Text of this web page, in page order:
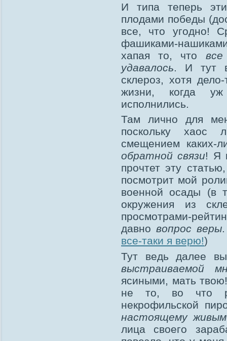
И типа теперь
плодами победы
все, что угодно!
фашиками-
хапая то, что
удавалось . И тут
склероз, хотя
жизни, когда уж
исполнились.
Там лично для
поскольку хаос
смещением каких-
обратной связи! Я
прочтет эту
посмотрит мой
военной осады (в
окружения из
просмотрами-
давновопрос веры
все-таки я верю!)
Тут ведь далее
выстраиваемой
ясиными, мать
не то, во что
некрофильской
настоящему живым
лица своего